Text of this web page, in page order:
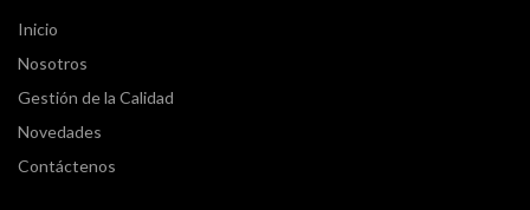
Inicio
Nosotros
Gestión de la Calidad
Novedades
Contáctenos